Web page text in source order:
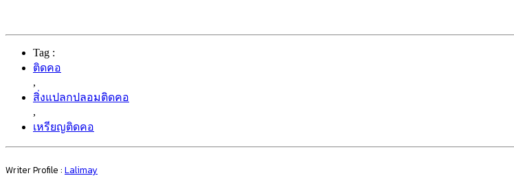
Tag :
ติดคอ
,
สิ่งแปลกปลอมติดคอ
,
เหรียญติดคอ
Writer Profile : Lalimay